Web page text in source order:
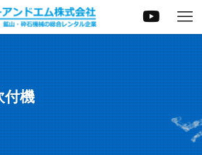
付機